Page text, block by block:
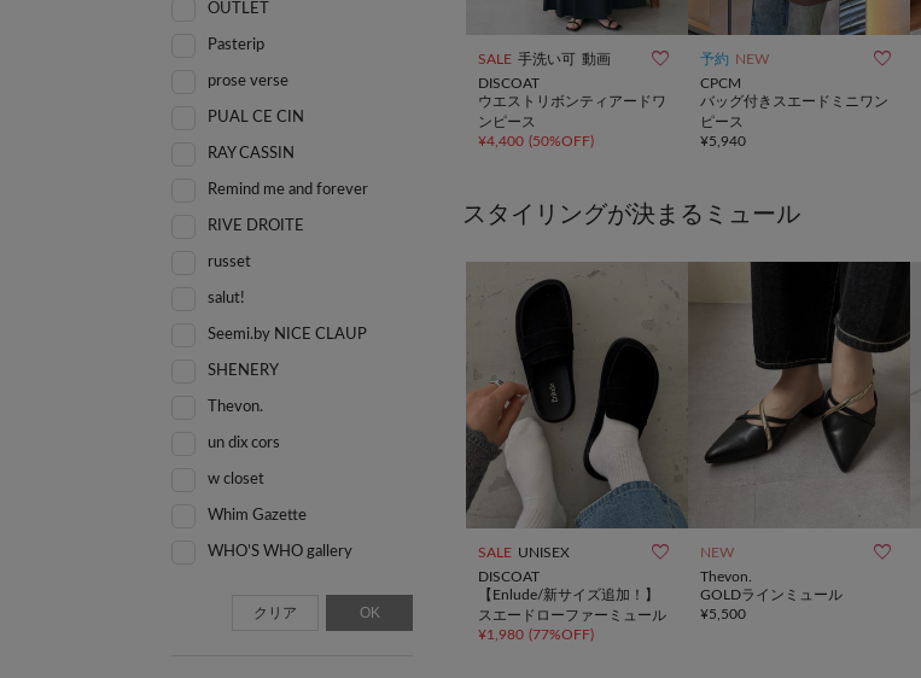
SALE 手洗い可 動画 
DISCOAT
ウエストリボンティアードワ
ンピース
¥4,400 (50%OFF)
予約 NEW 
CPCM
バッグ付きスエードミニワン
ピース
¥5,940
スタイリングが決まるミュール
SALE UNISEX 
DISCOAT
【Enlude/新サイズ追加！】
スエードローファーミュール
¥1,980 (77%OFF)
NEW 
Thevon.
GOLDラインミュール
¥5,500
OUTLET
Pasterip
prose verse
PUAL CE CIN
RAY CASSIN
Remind me and forever
RIVE DROITE
russet
salut!
Seemi.by NICE CLAUP
SHENERY
Thevon.
un dix cors
w closet
Whim Gazette
WHO’S WHO gallery
クリア OK